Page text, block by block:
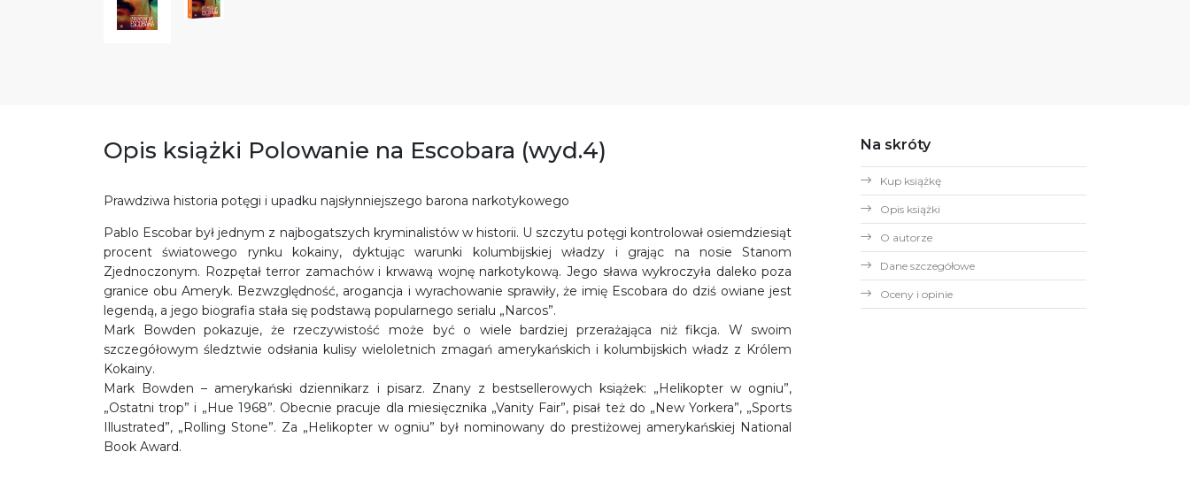
Opis książki Polowanie na Escobara (wyd.4)
Prawdziwa historia potęgi i upadku najsłynniejszego barona narkotykowego
Pablo Escobar był jednym z najbogatszych kryminalistów w historii. U szczytu potęgi kontrolował osiemdziesiąt
procent światowego rynku kokainy, dyktując warunki kolumbijskiej władzy i grając na nosie Stanom
Zjednoczonym. Rozpętał terror zamachów i krwawą wojnę narkotykową. Jego sława wykroczyła daleko poza
granice obu Ameryk. Bezwzględność, arogancja i wyrachowanie sprawiły, że imię Escobara do dziś owiane jest
legendą, a jego biografia stała się podstawą popularnego serialu „Narcos”.
Mark Bowden pokazuje, że rzeczywistość może być o wiele bardziej przerażająca niż fikcja. W swoim
szczegółowym śledztwie odsłania kulisy wieloletnich zmagań amerykańskich i kolumbijskich władz z Królem
Kokainy.
Mark Bowden – amerykański dziennikarz i pisarz. Znany z bestsellerowych książek: „Helikopter w ogniu”,
„Ostatni trop” i „Hue 1968”. Obecnie pracuje dla miesięcznika „Vanity Fair”, pisał też do „New Yorkera”, „Sports
Illustrated”, „Rolling Stone”. Za „Helikopter w ogniu” był nominowany do prestiżowej amerykańskiej National
Book Award.
Na skróty
Kup książkę
Opis książki
O autorze
Dane szczegółowe
Oceny i opinie